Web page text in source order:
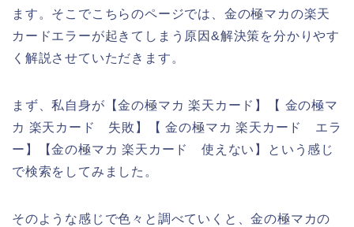
ます。そこでこちらのページでは、金の極マカの楽天
カードエラーが起きてしまう原因&解決策を分かりやす
く解説させていただきます。
まず、私自身が【金の極マカ 楽天カード】【 金の極マ
カ 楽天カード 失敗】【 金の極マカ 楽天カード エラ
ー】【金の極マカ 楽天カード 使えない】という感じ
で検索をしてみました。
そのような感じで色々と調べていくと、金の極マカの